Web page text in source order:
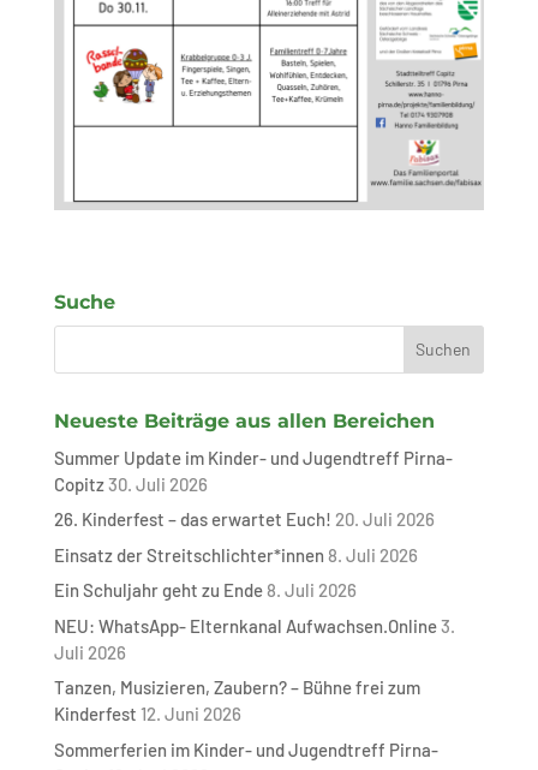
Suche
Neueste Beiträge aus allen Bereichen
Summer Update im Kinder- und Jugendtreff Pirna-
Copitz30. Juli 2026
26. Kinderfest – das erwartet Euch! 20. Juli 2026
Einsatz der Streitschlichter*innen 8. Juli 2026
Ein Schuljahr geht zu Ende 8. Juli 2026
NEU: WhatsApp- Elternkanal Aufwachsen.Online3.
Juli 2026
Tanzen, Musizieren, Zaubern? – Bühne frei zum
Kinderfest 12. Juni 2026
Sommerferien im Kinder- und Jugendtreff Pirna-